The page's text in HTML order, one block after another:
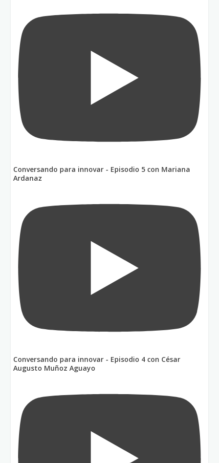
Conversando para innovar - Episodio 5 con Mariana
Ardanaz
Conversando para innovar - Episodio 4 con César
Augusto Muñoz Aguayo